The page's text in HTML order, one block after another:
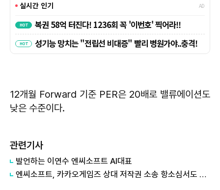
12개월 Forward 기준 PER은 20배로 밸류에이션도
낮은 수준이다.
관련기사
발언하는 ​​​​​​​이연수 엔씨소프트 AI대표
엔씨소프트, 카카오게임즈 상대 저작권 소송 항소심서도 패소